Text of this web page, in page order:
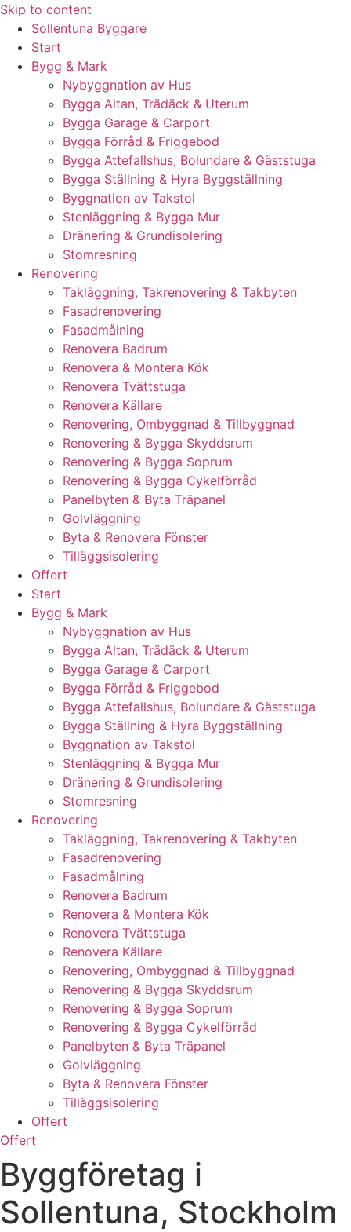
Skip to content
Sollentuna Byggare
Start
Bygg & Mark
Nybyggnation av Hus
Bygga Altan, Trädäck & Uterum
Bygga Garage & Carport
Bygga Förråd & Friggebod
Bygga Attefallshus, Bolundare & Gäststuga
Bygga Ställning & Hyra Byggställning
Byggnation av Takstol
Stenläggning & Bygga Mur
Dränering & Grundisolering
Stomresning
Renovering
Takläggning, Takrenovering & Takbyten
Fasadrenovering
Fasadmålning
Renovera Badrum
Renovera & Montera Kök
Renovera Tvättstuga
Renovera Källare
Renovering, Ombyggnad & Tillbyggnad
Renovering & Bygga Skyddsrum
Renovering & Bygga Soprum
Renovering & Bygga Cykelförråd
Panelbyten & Byta Träpanel
Golvläggning
Byta & Renovera Fönster
Tilläggsisolering
Offert
Start
Bygg & Mark
Nybyggnation av Hus
Bygga Altan, Trädäck & Uterum
Bygga Garage & Carport
Bygga Förråd & Friggebod
Bygga Attefallshus, Bolundare & Gäststuga
Bygga Ställning & Hyra Byggställning
Byggnation av Takstol
Stenläggning & Bygga Mur
Dränering & Grundisolering
Stomresning
Renovering
Takläggning, Takrenovering & Takbyten
Fasadrenovering
Fasadmålning
Renovera Badrum
Renovera & Montera Kök
Renovera Tvättstuga
Renovera Källare
Renovering, Ombyggnad & Tillbyggnad
Renovering & Bygga Skyddsrum
Renovering & Bygga Soprum
Renovering & Bygga Cykelförråd
Panelbyten & Byta Träpanel
Golvläggning
Byta & Renovera Fönster
Tilläggsisolering
Offert
Offert
Byggföretag i
Sollentuna, Stockholm